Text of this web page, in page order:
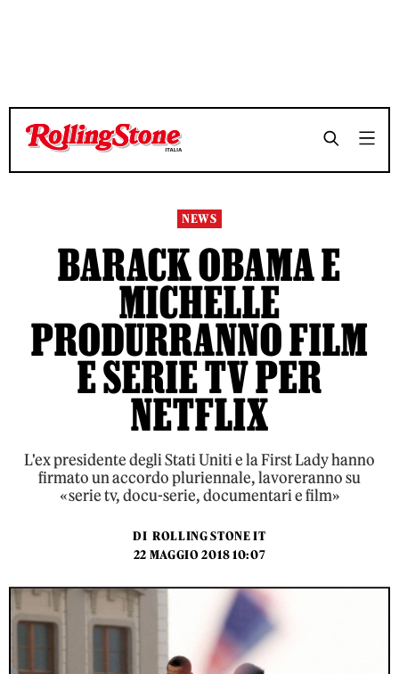
TEMPO DI LETTURA 3 MINUTI SHARE
TEMPO DI LETTURA 3 MINUTI SHARE
NEWS
BARACK OBAMA E
MICHELLE
PRODURRANNO FILM
E SERIE TV PER
NETFLIX
L'ex presidente degli Stati Uniti e la First Lady hanno
firmato un accordo pluriennale, lavoreranno su
«serie tv, docu-serie, documentari e film»
DI ROLLING STONE IT
22 MAGGIO 2018 10:07